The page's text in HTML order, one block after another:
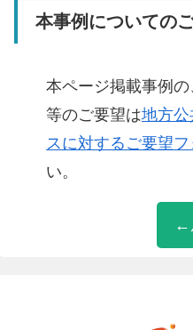
←
本事例についての
本ページ掲載事例
等のご要望は地方
スに対するご要望フ
い。